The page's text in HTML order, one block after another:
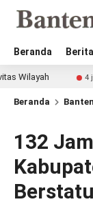
Beranda Berita
4 jam lalu
Beranda Banten
132